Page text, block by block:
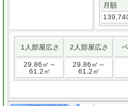
月額
1人部屋広さ 2人部屋広さ
29.86㎡～
61.2㎡
29.86㎡～
61.2㎡